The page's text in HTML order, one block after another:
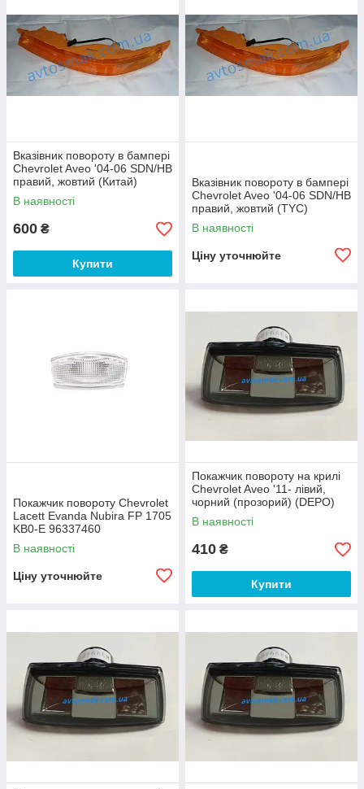
Вказівник повороту в бампері
Chevrolet Aveo '04-06 SDN/HB
правий, жовтий (Китай)
В наявності
600 ₴
Купити
Вказівник повороту в бампері
Chevrolet Aveo '04-06 SDN/HB
правий, жовтий (TYC)
В наявності
Ціну уточнюйте
Покажчик повороту Chevrolet
Lacett Evanda Nubira FP 1705
KB0-E 96337460
2351402NUE 2505196E
0160110KB0C
В наявності
Ціну уточнюйте
Покажчик повороту на крилі
Chevrolet Aveo '11- лівий,
чорний (прозорий) (DEPO)
В наявності
410 ₴
Купити